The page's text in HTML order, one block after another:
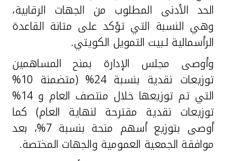
الحد الأدنى المطلوب من الجهات الرقابية،
وهي النسبة التي تؤكد على متانة القاعدة
الرأسمالية لـبيت التمويل الكويتي.
وأوصى مجلس الإدارة بمنح المساهمين
توزيعات نقدية بنسبة 24% (متضمنة 10%
التي تم توزيعها خلال منتصف العام و 14%
توزيعات نقدية مقترحة لنهاية العام) كما
أوصى بتوزيع أسهم منحة بنسبة 7%، بعد
موافقة الجمعية العمومية والجهات المختصة.